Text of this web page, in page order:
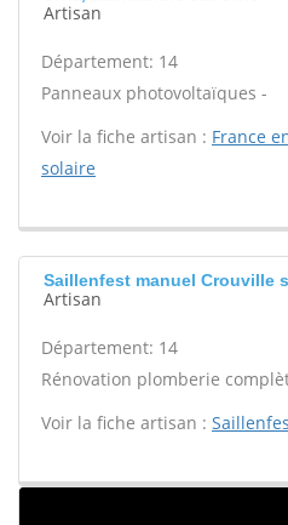
Artisan
Département: 14
Panneaux photovoltaïques -
Voir la fiche artisan : France
solaire
Saillenfest manuel Crouville
Artisan
Département: 14
Rénovation plomberie
Voir la fiche artisan :